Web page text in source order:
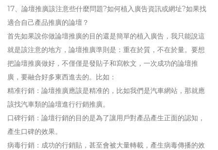
17、論壇推廣該注意些什麼問題?如何植入廣告資訊或網址?如果找
適合自己產品推廣的論壇？
首先如果說你做論壇推廣的目的還是簡單的植入廣告，我只能說這
就是該注意的地方，論壇推廣準則是：重在於質，不在於量。要想
把論壇推廣做好，不僅僅是發貼子和寫軟文，一次成功的論壇推
廣，要融合好多東西進去的。比如：
精准行銷：論壇推廣應該是精准的，比如我們是汽車網站，那就應
該找汽車類的論壇進行行銷推廣。
口碑行銷：論壇行銷的目的是為了讓用戶對產品產生正面的認知，
產生口碑的效果。
病毒行銷：成功的行銷貼，甚至會被大量轉載，產生病毒傳播的效